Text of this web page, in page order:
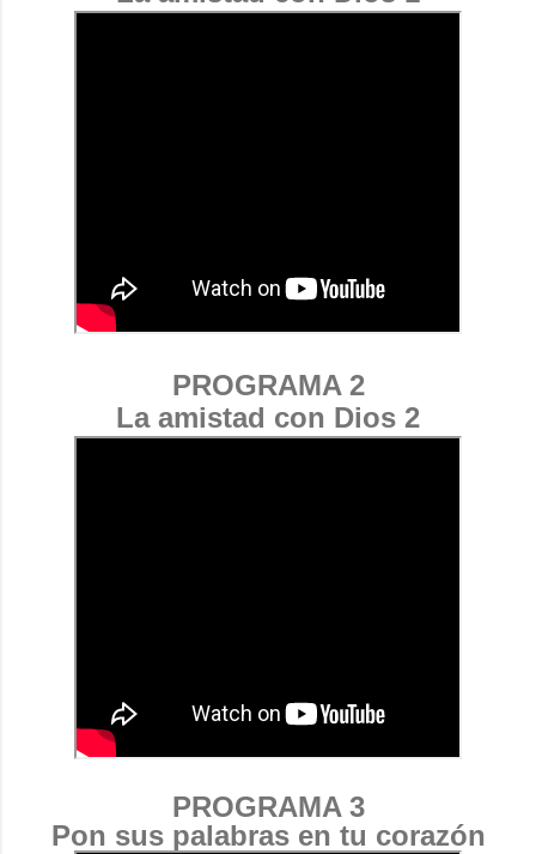
PROGRAMA 2
La amistad con Dios 2
PROGRAMA 3
Pon sus palabras en tu corazón